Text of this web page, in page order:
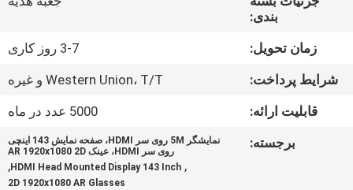
موارد
درخواست
نقل قول
بندی:
زمان تحویل:
3-7 روز کاری
شرایط پرداخت:
Western Union، T/T و غیره
قابلیت ارائه:
5000 عدد در ماه
برجسته:
نمایشگر 5M روی سر HDMI، صفحه نمایش 143 اینچی
روی سر HDMI، عینک AR 1920x1080 2D
,
HDMI Head Mounted Display 143 Inch
,
2D 1920x1080 AR Glasses